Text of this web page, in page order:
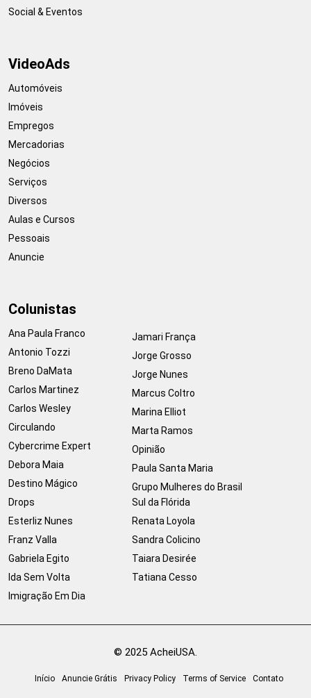
Social & Eventos
VideoAds
Automóveis
Imóveis
Empregos
Mercadorias
Negócios
Serviços
Diversos
Aulas e Cursos
Pessoais
Anuncie
Colunistas
Ana Paula Franco
Antonio Tozzi
Breno DaMata
Carlos Martinez
Carlos Wesley
Circulando
Cybercrime Expert
Debora Maia
Destino Mágico
Drops
Esterliz Nunes
Franz Valla
Gabriela Egito
Ida Sem Volta
Imigração Em Dia
Jamari França
Jorge Grosso
Jorge Nunes
Marcus Coltro
Marina Elliot
Marta Ramos
Opinião
Paula Santa Maria
Grupo Mulheres do Brasil
Sul da Flórida
Renata Loyola
Sandra Colicino
Taiara Desirée
Tatiana Cesso
© 2025 AcheiUSA.
Início Anuncie Grátis Privacy Policy Terms of Service Contato